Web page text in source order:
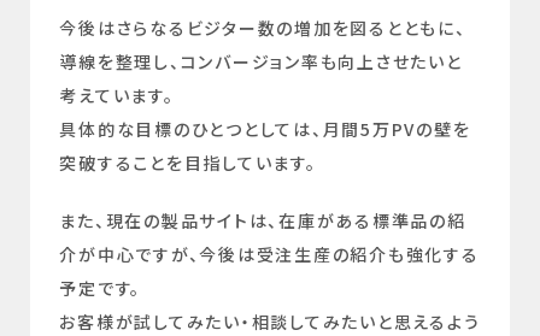
今後はさらなるビジター数の増加を図るとともに、
導線を整理し、コンバージョン率も向上させたいと
考えています。
具体的な目標のひとつとしては、月間5万PVの壁を
突破することを目指しています。
また、現在の製品サイトは、在庫がある標準品の紹
介が中心ですが、今後は受注生産の紹介も強化する
予定です。
お客様が試してみたい・相談してみたいと思えるよう